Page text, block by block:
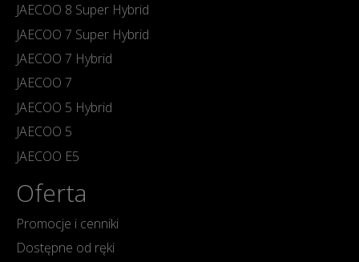
JAECOO 8 Super Hybrid
JAECOO 7 Super Hybrid
JAECOO 7 Hybrid
JAECOO 7
JAECOO 5 Hybrid
JAECOO 5
JAECOO E5
Oferta
Promocje i cenniki
Dostępne od ręki